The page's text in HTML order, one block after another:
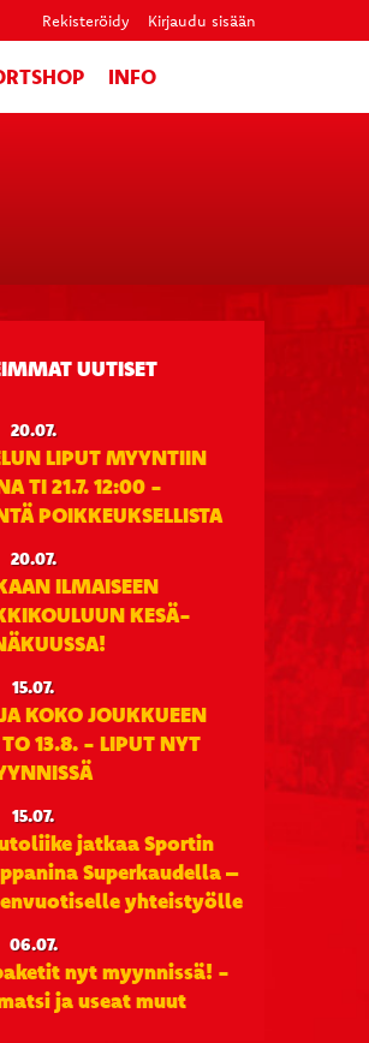
Rekisteröidy Kirjaudu sisään
INFO
UUTISET
20.07.
LIPUT MYYNTIIN
TI 21.7. 12:00 -
POIKKEUKSELLISTA
20.07.
ILMAISEEN
KESÄ-
15.07.
KOKO JOUKKUEEN
13.8. - LIPUT NYT
15.07.
jatkaa Sportin
Superkaudella –
yhteistyölle
06.07.
nyt myynnissä! -
ja useat muut